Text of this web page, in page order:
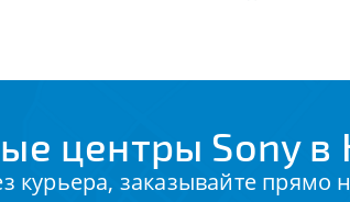
центры Sony в
курьера, заказывайте прямо